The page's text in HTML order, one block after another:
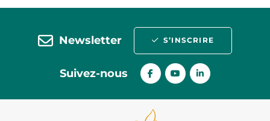
Newsletter S’INSCRIRE
Suivez-nous